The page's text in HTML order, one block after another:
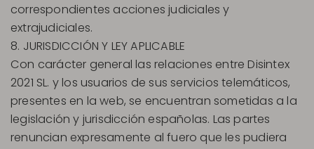
correspondientes acciones judiciales y
extrajudiciales.
8. JURISDICCIÓN Y LEY APLICABLE
Con carácter general las relaciones entre Disintex
2021 SL. y los usuarios de sus servicios telemáticos,
presentes en la web, se encuentran sometidas a la
legislación y jurisdicción españolas. Las partes
renuncian expresamente al fuero que les pudiera